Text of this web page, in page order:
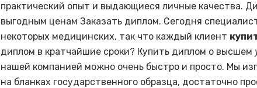
практический опыт и выдающиеся личные качества.
выгодным ценам Заказать диплом. Сегодня
некоторых медицинских, так что каждый клиент
диплом в кратчайшие сроки? Купить диплом о высшем
нашей компанией можно очень быстро и просто. Мы
на бланках государственного образца, достаточно